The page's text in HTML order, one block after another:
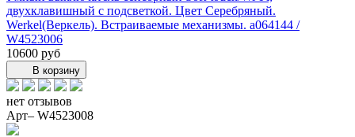
двухклавишный с подсветкой. Цвет Серебряный.
Werkel(Веркель). Встраиваемые механизмы. a064144 /
W4523006
10600 руб
В корзину
нет отзывов
Арт– W4523008